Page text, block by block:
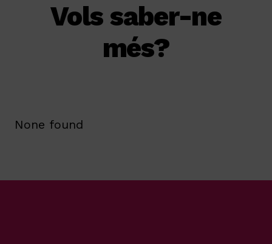
Vols saber-ne
més?
None found